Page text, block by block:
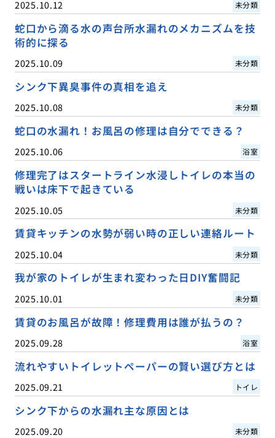
2025.10.12 未分類
蛇口から滴る水の声台所水漏れのメカニズムを技
術的に探る
2025.10.09 未分類
シンク下異臭事件の真相を追え
2025.10.08 未分類
蛇口の水漏れ！お風呂の修理は自分でできる？
2025.10.06 浴室
修理完了はスタートライン水浸しトイレの本当の
戦いは床下で起きている
2025.10.05 未分類
賃貸キッチンの水勢が弱い時の正しい連絡ルート
2025.10.04 未分類
我が家のトイレが生まれ変わった日DIY奮闘記
2025.10.01 未分類
賃貸のお風呂が故障！修理費用は誰が払うの？
2025.09.28 浴室
流れやすいトイレットペーパーの賢い選び方とは
2025.09.21 トイレ
シンク下からの水漏れ主な原因とは
2025.09.20 未分類